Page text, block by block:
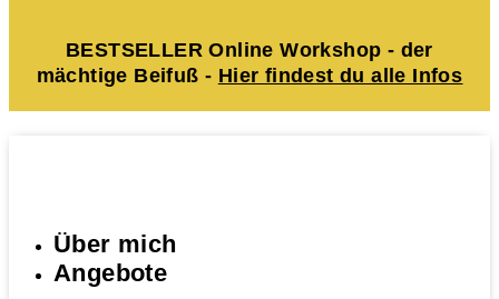
BESTSELLER Online Workshop - der
mächtige Beifuß - Hier findest du alle Infos
Über mich
Angebote